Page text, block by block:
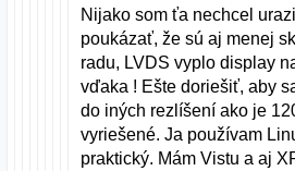
Nijako som ťa nechcel
poukázať, že sú aj menej
radu, LVDS vyplo display
vďaka ! Ešte doriešiť, aby
do iných rezlíšení ako je
vyriešené. Ja používam
praktický. Mám Vistu a aj